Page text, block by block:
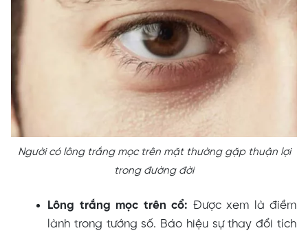
Người có lông trắng mọc trên mặt thường gặp thuận lợi
trong đường đời
Lông trắng mọc trên cổ: Được xem là điềm
lành trong tướng số. Báo hiệu sự thay đổi tích